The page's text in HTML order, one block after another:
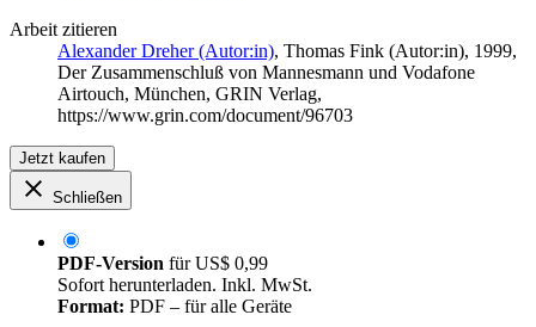
Arbeit zitieren
Alexander Dreher (Autor:in), Thomas Fink (Autor:in), 1999,
Der Zusammenschluß von Mannesmann und Vodafone
Airtouch, München, GRIN Verlag,
https://www.grin.com/document/96703
Jetzt kaufen
Schließen
PDF-Version fürUS$ 0,99
Sofort herunterladen. Inkl. MwSt.
Format: PDF – für alle Geräte